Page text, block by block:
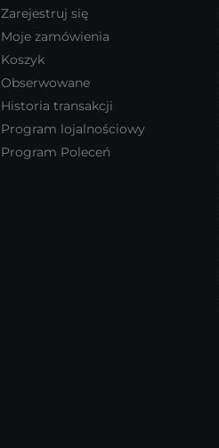
Zarejestruj się
Moje zamówienia
Koszyk
Obserwowane
Historia transakcji
Program lojalnościowy
Program Poleceń